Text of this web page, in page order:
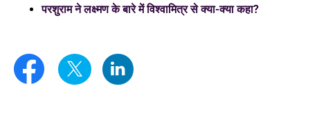
परशुराम ने लक्ष्मण के बारे में विश्वामित्र से क्या-क्या कहा?